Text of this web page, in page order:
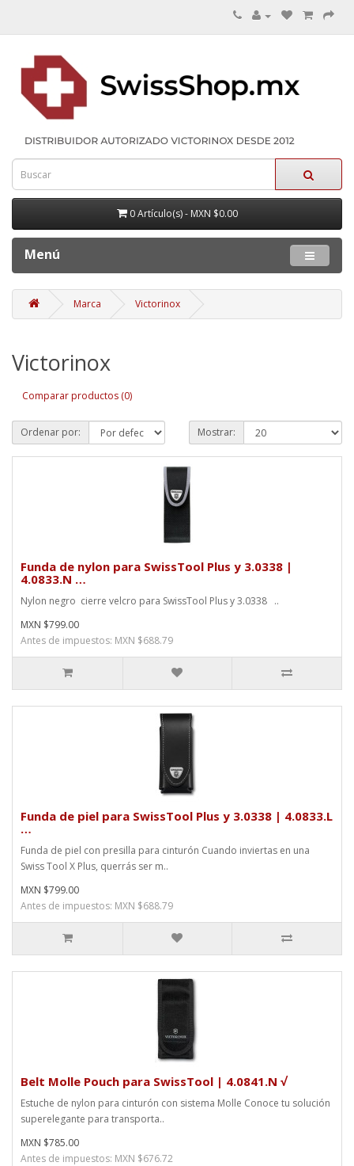
0 Artículo(s) - MXN $0.00
Menú
Marca Victorinox
Victorinox
Comparar productos (0)
Ordenar por: Mostrar:
Funda de nylon para SwissTool Plus y 3.0338 |
4.0833.N …
Nylon negro cierre velcro para SwissTool Plus y 3.0338 ..
MXN $799.00
Antes de impuestos: MXN $688.79
Funda de piel para SwissTool Plus y 3.0338 | 4.0833.L
…
Funda de piel con presilla para cinturón Cuando inviertas en una
Swiss Tool X Plus, querrás ser m..
MXN $799.00
Antes de impuestos: MXN $688.79
Belt Molle Pouch para SwissTool | 4.0841.N √
Estuche de nylon para cinturón con sistema Molle Conoce tu solución
superelegante para transporta..
MXN $785.00
Antes de impuestos: MXN $676.72